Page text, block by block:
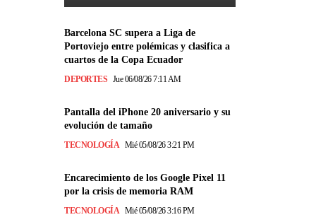
Barcelona SC supera a Liga de
Portoviejo entre polémicas y clasifica a
cuartos de la Copa Ecuador
DEPORTES Jue 06/08/26 7:11 AM
Pantalla del iPhone 20 aniversario y su
evolución de tamaño
TECNOLOGÍA Mié 05/08/26 3:21 PM
Encarecimiento de los Google Pixel 11
por la crisis de memoria RAM
TECNOLOGÍA Mié 05/08/26 3:16 PM